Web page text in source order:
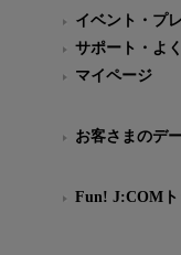
イベント・プ
サポート・よ
マイページ
お客さまのデ
Fun! J:COMト